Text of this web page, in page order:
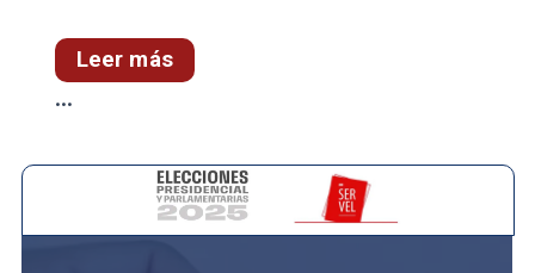
Leer más
...